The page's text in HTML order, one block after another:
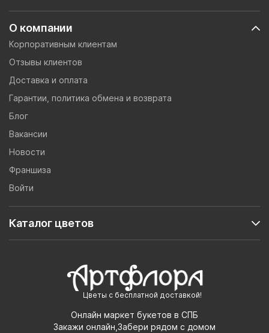
Цветы с бесплатной доставкой!
Онлайн маркет букетов в СПБ
Закажи онлайн,Забери рядом с домом
О компании
Корпоративным клиентам
Отзывы клиентов
Доставка и оплата
Гарантии, политика обмена и возврата
Блог
Вакансии
Новости
Франшиза
Войти
Каталог цветов